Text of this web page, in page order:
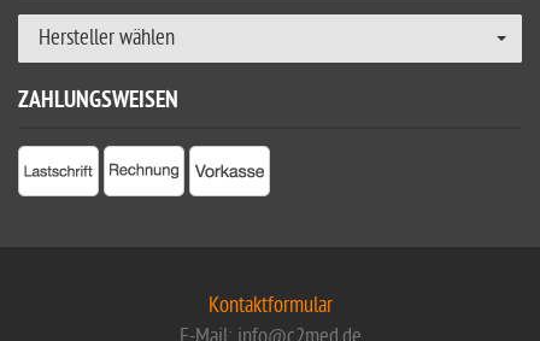
Hersteller wählen
ZAHLUNGSWEISEN
Kontaktformular